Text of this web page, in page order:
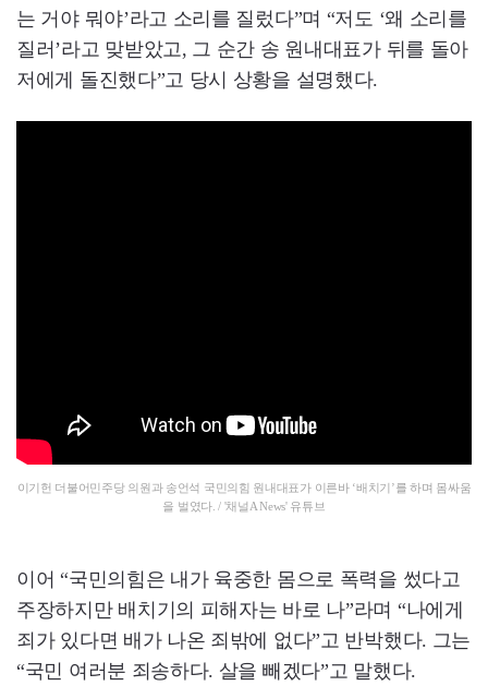
는 거야 뭐야’라고 소리를 질렀다”며 “저도 ‘왜 소리를
질러’라고 맞받았고, 그 순간 송 원내대표가 뒤를 돌아
저에게 돌진했다”고 당시 상황을 설명했다.
이기헌 더불어민주당 의원과 송언석 국민의힘 원내대표가 이른바 ‘배치기’를 하며 몸싸움
을 벌였다. / '채널A News' 유튜브
이어 “국민의힘은 내가 육중한 몸으로 폭력을 썼다고
주장하지만 배치기의 피해자는 바로 나”라며 “나에게
죄가 있다면 배가 나온 죄밖에 없다”고 반박했다. 그는
“국민 여러분 죄송하다. 살을 빼겠다”고 말했다.